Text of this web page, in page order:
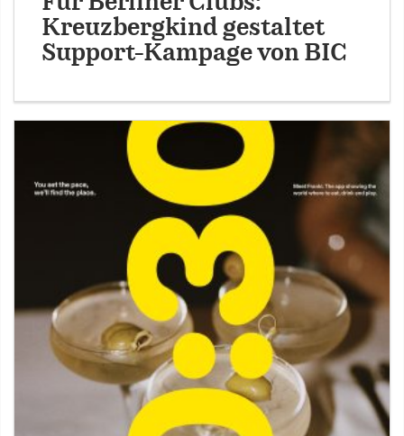
Kreuzbergkind gestaltet
Support-Kampage von BIC